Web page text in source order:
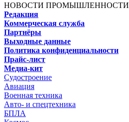
НОВОСТИ ПРОМЫШЛЕННОСТИ
Редакция
Коммерческая служба
Партнёры
Выходные данные
Политика конфиденциальности
Прайс-лист
Медиа-кит
Судостроение
Авиация
Военная техника
Авто- и спецтехника
БПЛА